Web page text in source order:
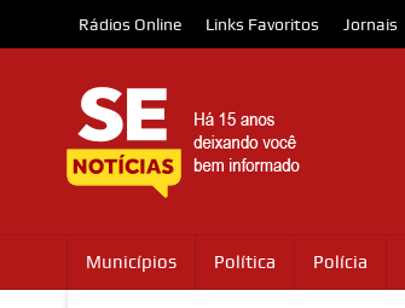
Rádios Online Links Favoritos Jornais
Municípios Política Polícia